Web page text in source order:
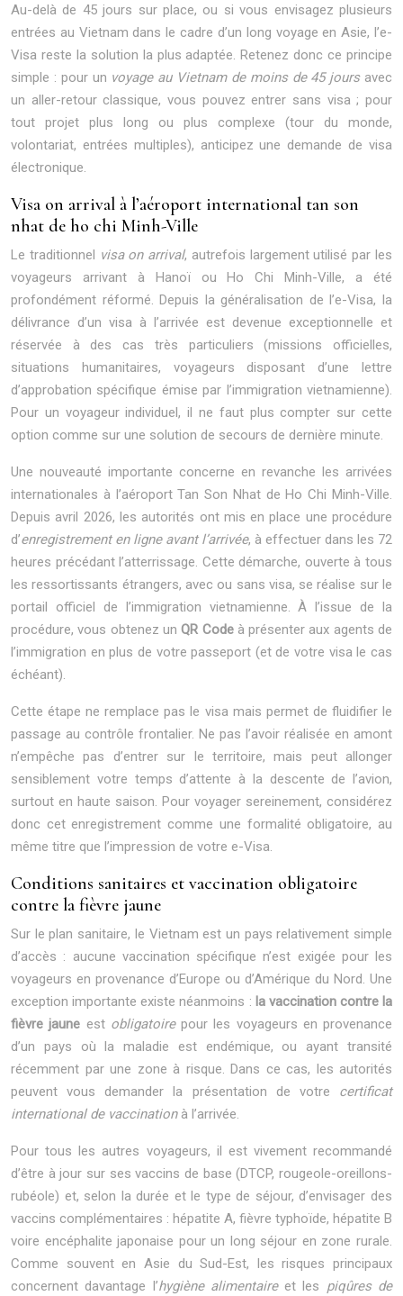
Au-delà de 45 jours sur place, ou si vous envisagez plusieurs
entrées au Vietnam dans le cadre d’un long voyage en Asie, l’e-
Visa reste la solution la plus adaptée. Retenez donc ce principe
simple : pour un voyage au Vietnam de moins de 45 joursavec
un aller-retour classique, vous pouvez entrer sans visa ; pour
tout projet plus long ou plus complexe (tour du monde,
volontariat, entrées multiples), anticipez une demande de visa
électronique.
Visa on arrival à l’aéroport international tan son
nhat de ho chi Minh-Ville
Le traditionnel visa on arrival, autrefois largement utilisé par les
voyageurs arrivant à Hanoï ou Ho Chi Minh-Ville, a été
profondément réformé. Depuis la généralisation de l’e-Visa, la
délivrance d’un visa à l’arrivée est devenue exceptionnelle et
réservée à des cas très particuliers (missions officielles,
situations humanitaires, voyageurs disposant d’une lettre
d’approbation spécifique émise par l’immigration vietnamienne).
Pour un voyageur individuel, il ne faut plus compter sur cette
option comme sur une solution de secours de dernière minute.
Une nouveauté importante concerne en revanche les arrivées
internationales à l’aéroport Tan Son Nhat de Ho Chi Minh-Ville.
Depuis avril 2026, les autorités ont mis en place une procédure
d’enregistrement en ligne avant l’arrivée, à effectuer dans les 72
heures précédant l’atterrissage. Cette démarche, ouverte à tous
les ressortissants étrangers, avec ou sans visa, se réalise sur le
portail officiel de l’immigration vietnamienne. À l’issue de la
procédure, vous obtenez unQR Codeà présenter aux agents de
l’immigration en plus de votre passeport (et de votre visa le cas
échéant).
Cette étape ne remplace pas le visa mais permet de fluidifier le
passage au contrôle frontalier. Ne pas l’avoir réalisée en amont
n’empêche pas d’entrer sur le territoire, mais peut allonger
sensiblement votre temps d’attente à la descente de l’avion,
surtout en haute saison. Pour voyager sereinement, considérez
donc cet enregistrement comme une formalité obligatoire, au
même titre que l’impression de votre e-Visa.
Conditions sanitaires et vaccination obligatoire
contre la fièvre jaune
Sur le plan sanitaire, le Vietnam est un pays relativement simple
d’accès : aucune vaccination spécifique n’est exigée pour les
voyageurs en provenance d’Europe ou d’Amérique du Nord. Une
exception importante existe néanmoins : la vaccination contre la
fièvre jaune est obligatoirepour les voyageurs en provenance
d’un pays où la maladie est endémique, ou ayant transité
récemment par une zone à risque. Dans ce cas, les autorités
peuvent vous demander la présentation de votre certificat
international de vaccinationà l’arrivée.
Pour tous les autres voyageurs, il est vivement recommandé
d’être à jour sur ses vaccins de base (DTCP, rougeole-oreillons-
rubéole) et, selon la durée et le type de séjour, d’envisager des
vaccins complémentaires : hépatite A, fièvre typhoïde, hépatite B
voire encéphalite japonaise pour un long séjour en zone rurale.
Comme souvent en Asie du Sud-Est, les risques principaux
concernent davantage l’hygiène alimentaireet les piqûres de